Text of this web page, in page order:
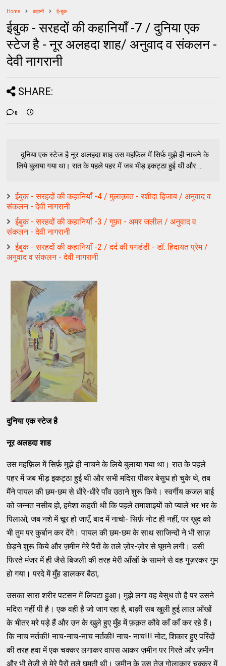
Home कहानी ई-बुक
ईबुक - सरहदों की कहानियाँ -7 / दुनिया एक
स्टेज है - नूर अलहदा शाह/ अनुवाद व संकलन -
देवी नागरानी
SHARE:
0
दुनिया एक स्टेज है नूर अलहदा शाह उस महफ़िल में सिर्फ़ मुझे ही नाचने के
लिये बुलाया गया था। रात के पहले पहर में जब भीड़ इकट्ठा हुई थी और ...
ईबुक - सरहदों की कहानियाँ -4 / मुलाक़ात - रशीदा हिजाब / अनुवाद व
संकलन - देवी नागरानी
ईबुक - सरहदों की कहानियाँ -3 / गुफ़ा - अमर जलील / अनुवाद व
संकलन - देवी नागरानी
ईबुक - सरहदों की कहानियाँ -2 / दर्द की पगडंडी - डॉ. हिदायत प्रेम /
अनुवाद व संकलन - देवी नागरानी
दुनिया एक स्टेज है
नूर अलहदा शाह
उस महफ़िल में सिर्फ़ मुझे ही नाचने के लिये बुलाया गया था। रात के पहले
पहर में जब भीड़ इकट्ठा हुई थी और सभी मदिरा पीकर बेसुध हो चुके थे, तब
मैंने पायल की छम-छम से धीरे-धीरे पाँव उठाने शुरू किये। स्वर्गीय कजल बाई
को जन्नत नसीब हो, हमेशा कहती थी कि पहले तमाशाइयों को प्याले भर भर के
पिलाओ, जब नशे में चूर हो जाएँ, बाद में नाचो- सिर्फ़ नोट ही नहीं, पर ख़ुद को
भी तुम पर कुर्बान कर देंगे। पायल की छम-छम के साथ साजिन्दों ने भी साज़
छेड़ने शुरू किये और ज़मीन मेरे पैरों के तले ज़ोर-ज़ोर से घूमने लगी। उसी
फिरते मंजर में ही जैसे बिजली की तरह मेरी आँखों के सामने से वह गुज़रकर गुम
हो गया। परदे में मुँह डालकर बैठा,
उसका सारा शरीर पटसन में लिपटा हुआ। मुझे लगा वह बेसुध तो है पर उसने
मदिरा नहीं पी है। एक वही है जो जाग रहा है, बाक़ी सब खुली हुई लाल आँखों
के भीतर मरे पड़े हैं और उन के खुले हुए मुँह में फ़क़त कौवे काँ काँ कर रहे हैं।
कि नाच नर्तकी! नाच-नाच-नाच नर्तकी! नाच- नाच!!! नोट, शिकार हुए परिंदों
की तरह हवा में एक चक्कर लगाकर वापस आकर ज़मीन पर गिरते और ज़मीन
और भी तेज़ी से मेरे पैरों तले घूमती थी। ज़मीन के उस तेज़ गोलाकार चक्कर में